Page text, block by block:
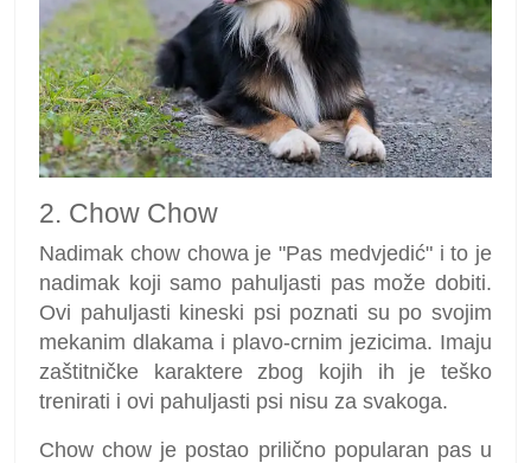
2. Chow Chow
Nadimak chow chowa je "Pas medvjedić" i to je
nadimak koji samo pahuljasti pas može dobiti.
Ovi pahuljasti kineski psi poznati su po svojim
mekanim dlakama i plavo-crnim jezicima. Imaju
zaštitničke karaktere zbog kojih ih je teško
trenirati i ovi pahuljasti psi nisu za svakoga.
Chow chow je postao prilično popularan pas u